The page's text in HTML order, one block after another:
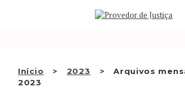
Início 2023
Arquivos
2023
QUEM SOMOS
RECOMENDAÇÕES E
DECISÕES